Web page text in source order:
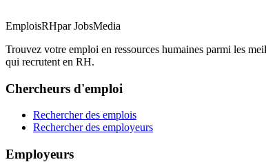
EmploisRHpar JobsMedia
Trouvez votre emploi en ressources humaines parmi les
qui recrutent en RH.
Chercheurs d'emploi
Rechercher des emplois
Rechercher des employeurs
Employeurs